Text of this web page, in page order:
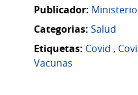
Publicador:
Categorias: Salud
Etiquetas: Covid ,
Vacunas